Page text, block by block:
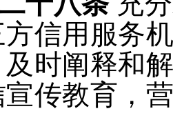
信用服务
时阐释和
传教育，